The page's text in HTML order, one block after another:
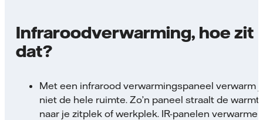
Infraroodverwarming, hoe zit
dat?
Met een infrarood verwarmingspaneel verwarm
niet de hele ruimte. Zo’n paneel straalt de
naar je zitplek of werkplek. IR-panelen verwarmen